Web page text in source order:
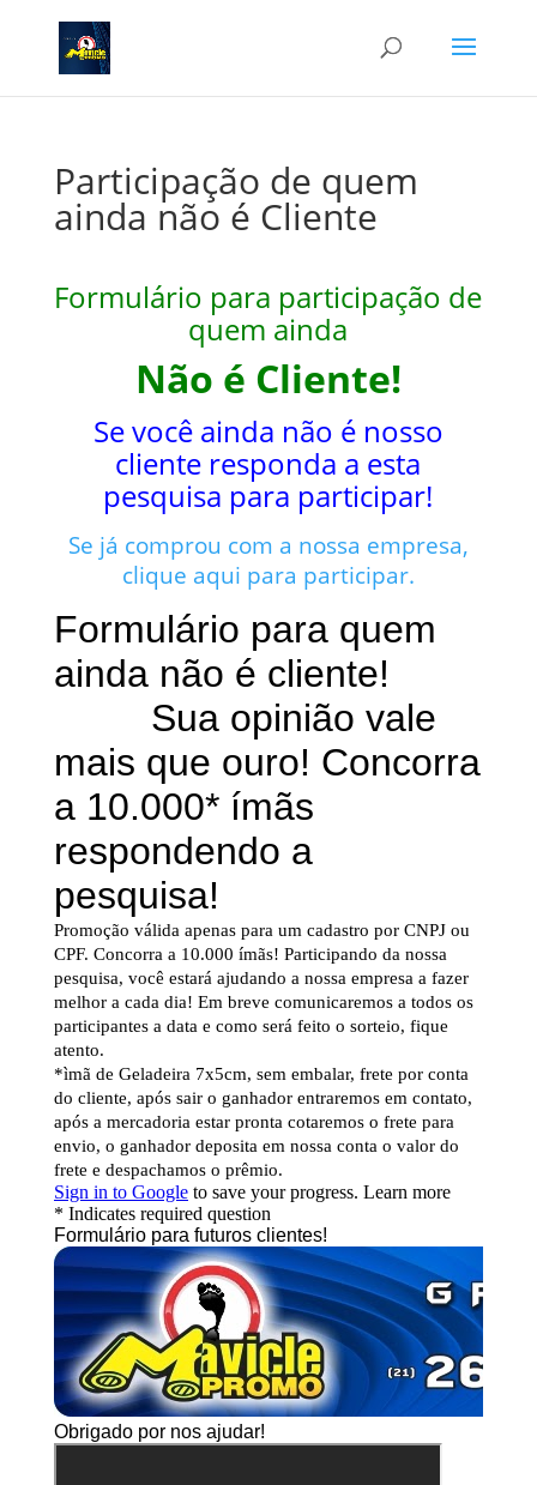
Participação de quem
ainda não é Cliente
Formulário para participação de
quem ainda
Não é Cliente!
Se você ainda não é nosso
cliente responda a esta
pesquisa para participar!
Se já comprou com a nossa empresa,
clique aqui para participar.